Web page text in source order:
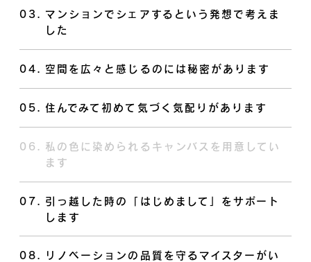
03
マンションでシェアするという発想で考えま
した
04 空間を広々と感じるのには秘密があります
05 住んでみて初めて気づく気配りがあります
06
私の色に染められるキャンバスを用意してい
ます
07
引っ越した時の「はじめまして」をサポート
します
08 .
リノベーションの品質を守るマイスターがい